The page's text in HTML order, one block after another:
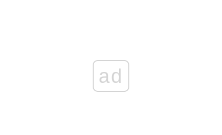
ad